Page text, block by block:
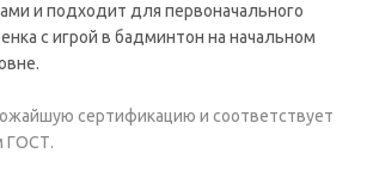
и подходит для первоначального
с игрой в бадминтон на начальном
сертификацию и соответствует
ГОСТ.